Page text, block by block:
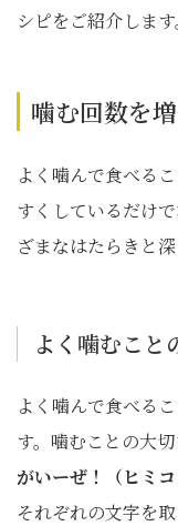
シピをご紹介します
噛む回数を
よく噛んで食べる
すくしているだけ
ざまなはたらきと
よく噛むこと
よく噛んで食べる
す。噛むことの大
がいーぜ！（ヒミコ
それぞれの文字を